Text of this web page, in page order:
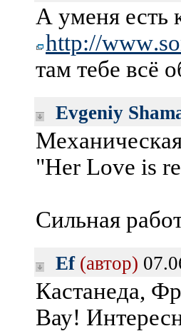
А уменя есть
http://www
там тебе всё
Evgeniy
"Her Love is
Сильная
Ef (автор)
Кастанеда,
Вау!